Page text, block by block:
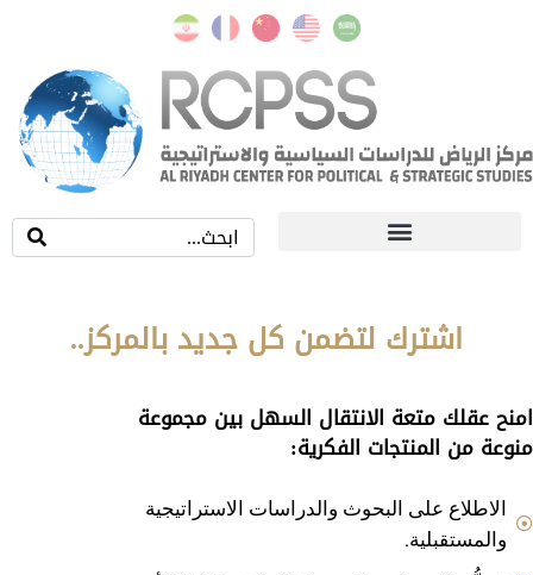
اشترك لتضمن كل جديد بالمركز..
عقلك متعة الانتقال السهل بين مجموعة
من المنتجات الفكرية:
الاطلاع على البحوث والدراسات الاستراتيجية
والمستقبلية.